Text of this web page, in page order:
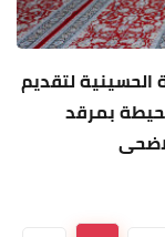
الحسينية لتقديم
بمرقد